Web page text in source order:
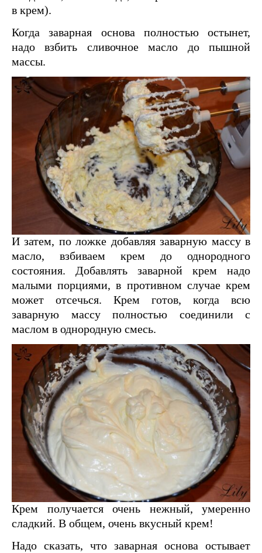
в крем).
Когда заварная основа полностью остынет,
надо взбить сливочное масло до пышной
массы.
И затем, по ложке добавляя заварную массу в
масло, взбиваем крем до однородного
состояния. Добавлять заварной крем надо
малыми порциями, в противном случае крем
может отсечься. Крем готов, когда всю
заварную массу полностью соединили с
маслом в однородную смесь.
Крем получается очень нежный, умеренно
сладкий. В общем, очень вкусный крем!
Надо сказать, что заварная основа остывает